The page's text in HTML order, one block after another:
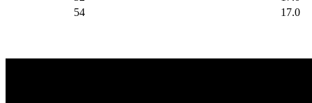
54
17.0